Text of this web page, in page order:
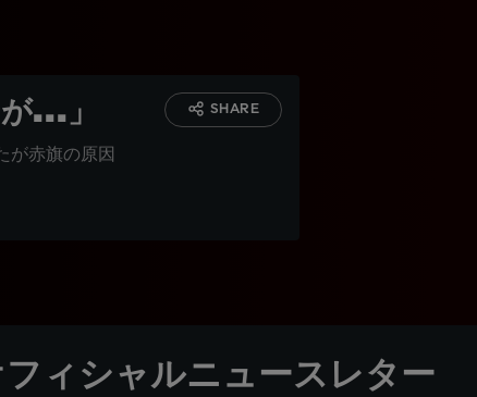
...」
が赤旗の原因
SHARE
ィシャルニュースレター